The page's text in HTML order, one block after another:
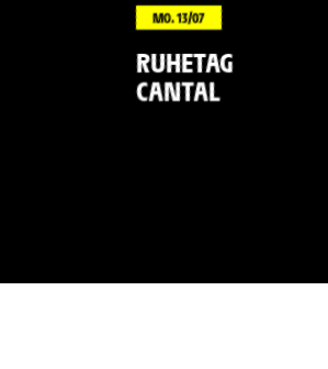
MO. 13/07
RUHETAG
CANTAL